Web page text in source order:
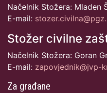
Načelnik Stožera: Mladen
E-mail:
Stožer civilne
Načelnik Stožera: Goran
E-mail: zapovjednik@jvp-
Za građane